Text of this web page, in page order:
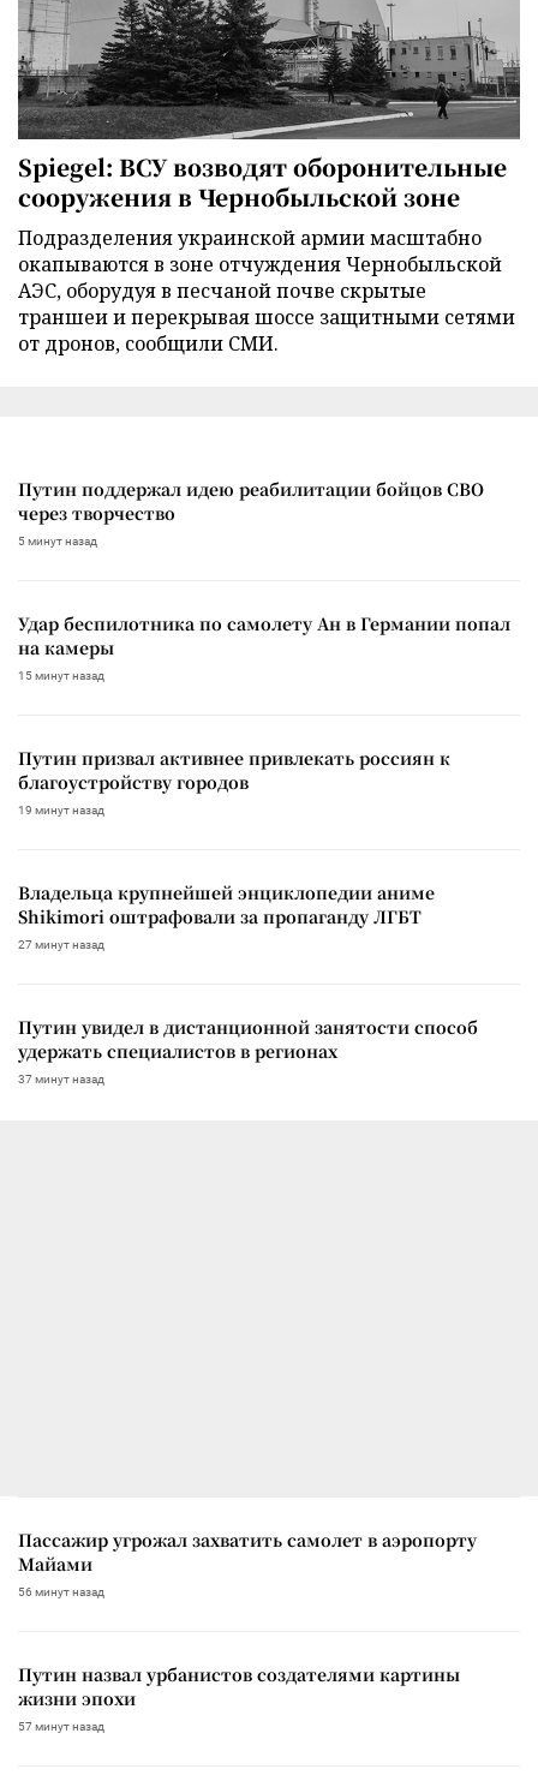
Spiegel: ВСУ возводят оборонительные
сооружения в Чернобыльской зоне
Подразделения украинской армии масштабно
окапываются в зоне отчуждения Чернобыльской
АЭС, оборудуя в песчаной почве скрытые
траншеи и перекрывая шоссе защитными сетями
от дронов, сообщили СМИ.
Путин поддержал идею реабилитации бойцов СВО
через творчество
5 минут назад
Удар беспилотника по самолету Ан в Германии попал
на камеры
15 минут назад
Путин призвал активнее привлекать россиян к
благоустройству городов
19 минут назад
Владельца крупнейшей энциклопедии аниме
Shikimori оштрафовали за пропаганду ЛГБТ
27 минут назад
Путин увидел в дистанционной занятости способ
удержать специалистов в регионах
37 минут назад
Пассажир угрожал захватить самолет в аэропорту
Майами
56 минут назад
Путин назвал урбанистов создателями картины
жизни эпохи
57 минут назад